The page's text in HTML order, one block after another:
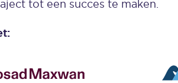
tot een succes te maken.